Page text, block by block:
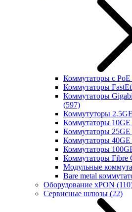
Коммутаторы с PoE
Коммутаторы
Коммутаторы
(597)
Коммутуторы
Коммутаторы 10GE
Коммутаторы 25GE
Коммутаторы 40GE
Коммутаторы
Коммутаторы Fibre
Модульные
Bare metal
Оборудование xPON
Сервисные шлюзы (22)